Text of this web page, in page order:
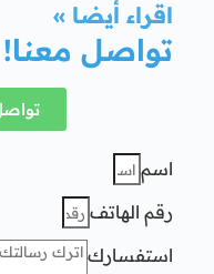
اقراء أيضا »
تواصل معنا!
اسم
رقم الهاتف
استفسارك